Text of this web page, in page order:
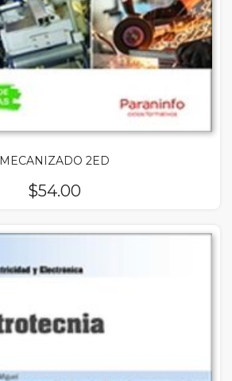
MECANIZADO 2ED
$54.00